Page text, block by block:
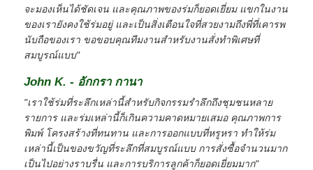
จะมองเห็นได้ชัดเจน และคุณภาพของร่มก็ยอดเยี่ยม แขกในงาน
ของเรายังคงใช้ร่มอยู่ และเป็นสิ่งเตือนใจที่สวยงามถึงพี่ที่เคารพ
นับถือของเรา ขอขอบคุณทีมงานสำหรับงานสั่งทำพิเศษที่
สมบูรณ์แบบ"
John K. - อักกรา กานา
"เราใช้ร่มที่ระลึกเหล่านี้สำหรับกิจกรรมรำลึกถึงชุมชนหลาย
รายการ และร่มเหล่านี้ก็เกินความคาดหมายเสมอ คุณภาพการ
พิมพ์ โครงสร้างที่ทนทาน และการออกแบบที่หรูหรา ทำให้ร่ม
เหล่านี้เป็นของขวัญที่ระลึกที่สมบูรณ์แบบ การสั่งซื้อจำนวนมาก
เป็นไปอย่างราบรื่น และการบริการลูกค้าก็ยอดเยี่ยมมาก"